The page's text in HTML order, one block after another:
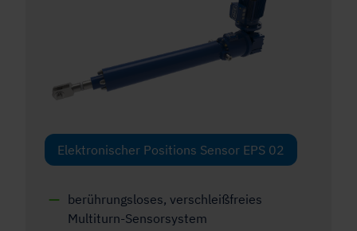
Elektronischer Positions Sensor EPS 02
berührungsloses, verschleißfreies
Multiturn-Sensorsystem